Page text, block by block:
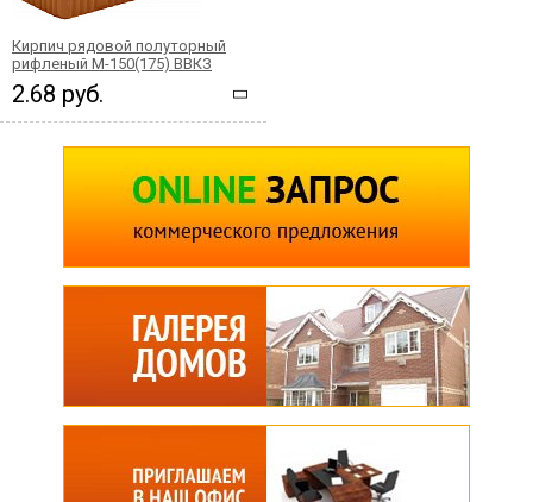
Кирпич рядовой полуторный
рифленый М-150(175) ВВКЗ
2.68 руб.